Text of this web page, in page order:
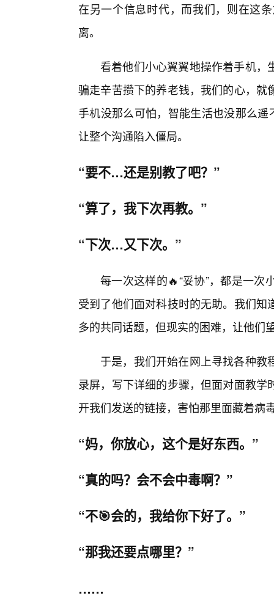
在另一个信息时代，而我们，则在这
离。
看着他们小心翼翼地操作着手机，
骗走辛苦攒下的养老钱，我们的心，
手机没那么可怕，智能生活也没那么
让整个沟通陷入僵局。
“要不…还是别教了吧？”
“算了，我下次再教。”
“下次…又下次。”
每一次这样的🔥“妥协”，都是一
受到了他们面对科技时的无助。我们
多的共同话题，但现实的困难，让他们
于是，我们开始在网上寻找各种
录屏，写下详细的步骤，但面对面教
开我们发送的链接，害怕那里面藏着病
“妈，你放心，这个是好东西。”
“真的吗？会不会中毒啊？”
“不🎯会的，我给你下好了。”
“那我还要点哪里？”
……